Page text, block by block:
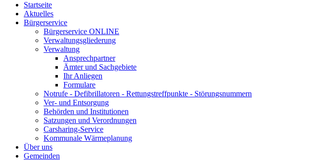
Startseite
Aktuelles
Bürgerservice
Bürgerservice ONLINE
Verwaltungsgliederung
Verwaltung
Ansprechpartner
Ämter und Sachgebiete
Ihr Anliegen
Formulare
Notrufe - Defibrillatoren - Rettungstreffpunkte - Störungsnummern
Ver- und Entsorgung
Behörden und Institutionen
Satzungen und Verordnungen
Carsharing-Service
Kommunale Wärmeplanung
Über uns
Gemeinden